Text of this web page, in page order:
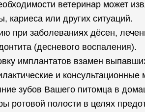
ветеринар может
кариеса или других ситуаций.
при заболеваниях дёсен,
(десневого воспаления).
имплантатов взамен
и
зубов Вашего питомца в
ротовой полости в целях